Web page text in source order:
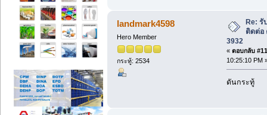
landmark4598
Hero Member
กระทู้: 2534
Re: รั
ติดต่อ
3932
« ตอบกลับ
10:25:10 PM
ดันกระทู้